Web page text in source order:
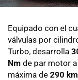
Equipado con el
válvulas por
Turbo, desarrolla 3
Nm de par motor
máxima de 290